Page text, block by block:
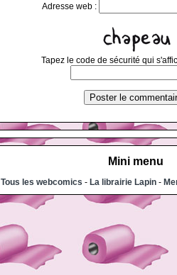
Adresse web :
Tapez le code de sécurité qui
Mini menu
Tous les webcomics - La librairie Lapin-